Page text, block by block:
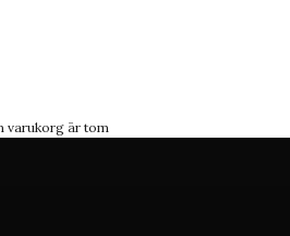
varukorg är tom
med attityd